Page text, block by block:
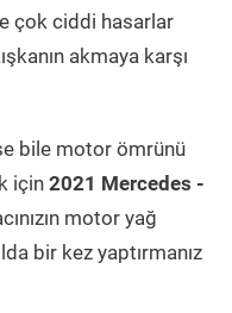
çok ciddi hasarlar
akmaya karşı
bile motor ömrünü
için 2021 Mercedes -
motor yağ
bir kez yaptırmanız